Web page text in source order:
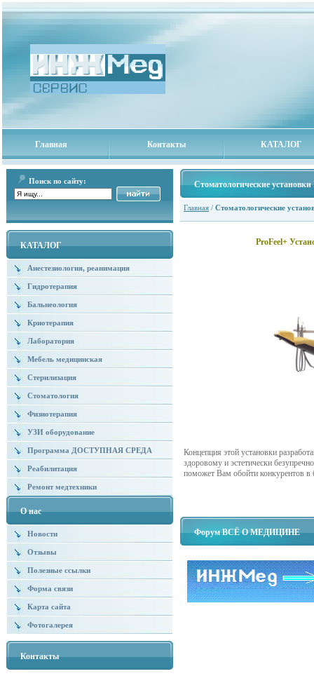
Главная Контакты КАТАЛОГ
Поиск по сайту:
КАТАЛОГ
Анестезиология, реанимация
Гидротерапия
Бальнеология
Криотерапия
Лаборатория
Мебель медицинская
Стерилизация
Стоматология
Физиотерапия
УЗИ оборудование
Программа ДОСТУПНАЯ СРЕДА
Реабилитация
Ремонт медтехники
О нас
Новости
Отзывы
Полезные ссылки
Форма связи
Карта сайта
Фотогалерея
Контакты
Стоматологические
Главная / Стоматологические
ProFeel+
Концепция этой установки
здоровому и эстетически
поможет Вам обойти конкурентов в
Форум ВСЁ О МЕДИЦИНЕ